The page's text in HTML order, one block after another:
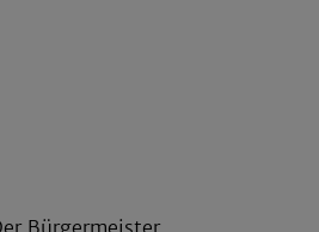
Bürgermeister